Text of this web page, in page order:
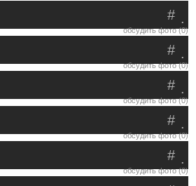
.
#
обсудить фото (0)
.
#
обсудить фото (0)
.
#
обсудить фото (0)
.
#
обсудить фото (0)
.
#
обсудить фото (0)